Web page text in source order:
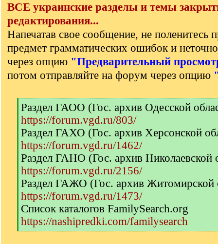
ВСЕ украинские разделы и темы
редактирования...
Напечатав свое сообщение, не поленитесь
предмет грамматических ошибок и
через опцию "Предварительный
потом отправляйте на форум через опцию
[
q
]
Раздел ГАОО (Гос. архив Одесской
https://forum.vgd.ru/803/
Раздел ГАХО (Гос. архив Херсонской
https://forum.vgd.ru/1462/
Раздел ГАНО (Гос. архив Николаевской
https://forum.vgd.ru/2156/
Раздел ГАЖО (Гос. архив Житомирской
https://forum.vgd.ru/1473/
Список каталогов FamilySearch.org
https://nashipredki.com/familysearch
[